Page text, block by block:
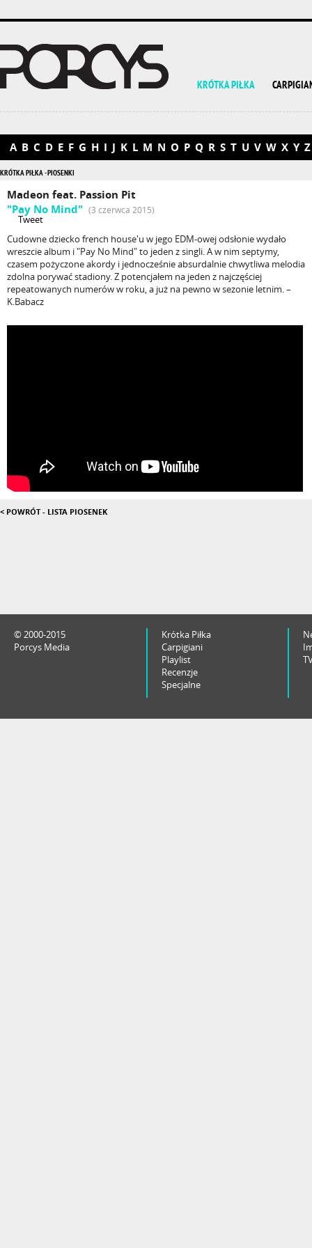
KRÓTKA PIŁKA
A B C D E F G H I J K L M N O P Q R S T U V W X Y Z
KRÓTKA PIŁKA - PIOSENKI
Madeon feat. Passion Pit
"Pay No Mind" (3 czerwca 2015)
Tweet
Cudowne dziecko french house'u w jego EDM-owej odsłonie wydało
wreszcie album i "Pay No Mind" to jeden z singli. A w nim septymy,
czasem pożyczone akordy i jednocześnie absurdalnie chwytliwa melodia
zdolna porywać stadiony. Z potencjałem na jeden z najczęściej
repeatowanych numerów w roku, a już na pewno w sezonie letnim. –
K.Babacz
< POWRÓT - LISTA PIOSENEK
© 2000-2015
Porcys Media
Krótka Piłka
Carpigiani
Playlist
Recenzje
Specjalne